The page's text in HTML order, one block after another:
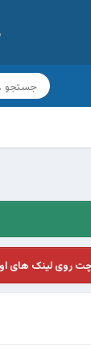
روی لینک های